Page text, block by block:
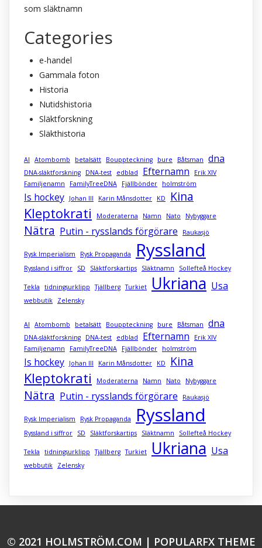
som släktnamn
Categories
e-handel
Gammala foton
Historia
Nutidshistoria
Släktforskning
Släkthistoria
AI Atombomb betalsätt Bouppteckning bure Båtsman dna
DNA-släktforskning DNA-test edblad Efternamn
Erik XIV
Familjenamn
FamilyTreeDNA Fjällbönder holmström
Is hockey Johan III Karin Månsdotter KD Kina
Kleptokrati Moderaterna Namn Nato Nybyggare
Nätra Putin - rysslands förgörare Raukasjö
Rysk Imperialism Rysk Propaganda Ryssland
Ryssland i siffror SD Släktforskartips Släktnamn Sollefteå Hockey
Tekla tidningsurklipp Tjällberg Turkiet Ukriana Usa
webbutik Zelensky
AI Atombomb betalsätt Bouppteckning bure Båtsman dna
DNA-släktforskning DNA-test edblad Efternamn
Erik XIV
Familjenamn
FamilyTreeDNA Fjällbönder holmström
Is hockey Johan III Karin Månsdotter KD Kina
Kleptokrati Moderaterna Namn Nato Nybyggare
Nätra Putin - rysslands förgörare Raukasjö
Rysk Imperialism Rysk Propaganda Ryssland
Ryssland i siffror SD Släktforskartips Släktnamn Sollefteå Hockey
Tekla tidningsurklipp Tjällberg Turkiet Ukriana Usa
webbutik Zelensky
© 2021 HOLMSTRÖM.COM | POPULARFX THEME